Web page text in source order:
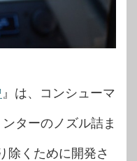
』は、コンシューマ
ターのノズル詰ま
除くために開発さ